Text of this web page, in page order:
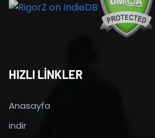
HIZLI LİNKLER
Anasayfa
indir